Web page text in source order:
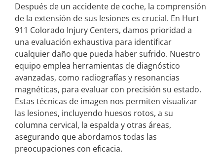
Después de un accidente de coche, la comprensión
de la extensión de sus lesiones es crucial. En Hurt
911 Colorado Injury Centers, damos prioridad a
una evaluación exhaustiva para identificar
cualquier daño que pueda haber sufrido. Nuestro
equipo emplea herramientas de diagnóstico
avanzadas, como radiografías y resonancias
magnéticas, para evaluar con precisión su estado.
Estas técnicas de imagen nos permiten visualizar
las lesiones, incluyendo huesos rotos, a su
columna cervical, la espalda y otras áreas,
asegurando que abordamos todas las
preocupaciones con eficacia.